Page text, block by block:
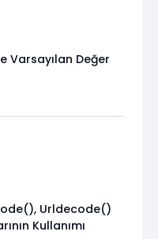
Varsayılan Değer
Urldecode()
Kullanımı